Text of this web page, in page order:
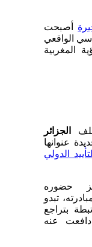
أصبحت
الواقعي
المغربية
الجزائر
عنوانها
التأييد الدولي
حضوره
تبدو
بتراجع
دافعت عنه